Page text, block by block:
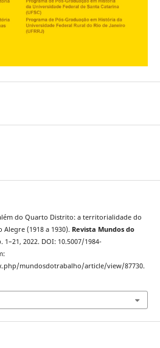
do Quarto Distrito: a territorialidade do
(1918 a 1930). Revista Mundos do
2022. DOI: 10.5007/1984-
mundosdotrabalho/article/view/87730.